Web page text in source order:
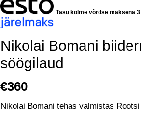
Tasu kolme võrdse maksena
Nikolai Bomani
söögilaud
€360
Nikolai Bomani tehas valmistas
biidermeier
stiilis
söögilaud
kogus